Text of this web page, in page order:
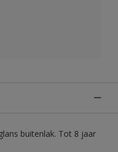
buitenlak. Tot 8 jaar